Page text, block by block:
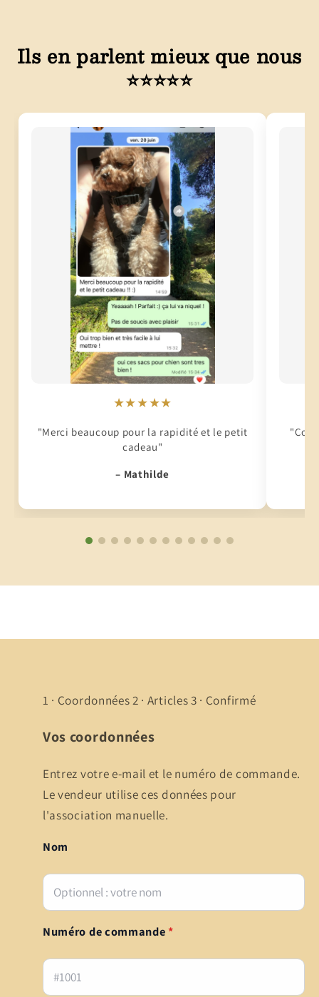
Ils en parlent mieux que nous
⭐⭐⭐⭐⭐
★★★★★
"Merci beaucoup pour la rapidité et le petit
cadeau"
– Mathilde